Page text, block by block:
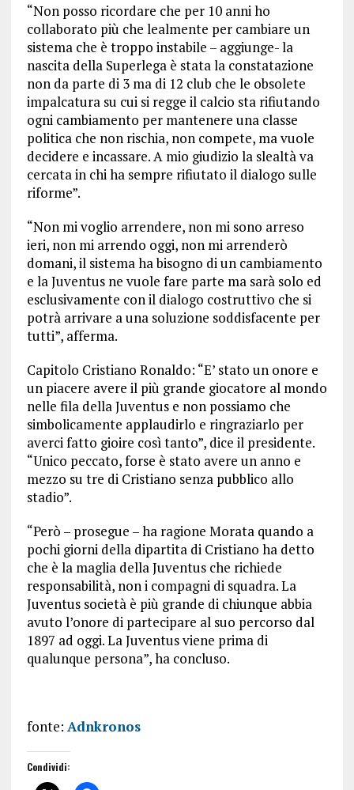
“Non posso ricordare che per 10 anni ho
collaborato più che lealmente per cambiare un
sistema che è troppo instabile – aggiunge- la
nascita della Superlega è stata la constatazione
non da parte di 3 ma di 12 club che le obsolete
impalcatura su cui si regge il calcio sta rifiutando
ogni cambiamento per mantenere una classe
politica che non rischia, non compete, ma vuole
decidere e incassare. A mio giudizio la slealtà va
cercata in chi ha sempre rifiutato il dialogo sulle
riforme”.
“Non mi voglio arrendere, non mi sono arreso
ieri, non mi arrendo oggi, non mi arrenderò
domani, il sistema ha bisogno di un cambiamento
e la Juventus ne vuole fare parte ma sarà solo ed
esclusivamente con il dialogo costruttivo che si
potrà arrivare a una soluzione soddisfacente per
tutti”, afferma.
Capitolo Cristiano Ronaldo: “E’ stato un onore e
un piacere avere il più grande giocatore al mondo
nelle fila della Juventus e non possiamo che
simbolicamente applaudirlo e ringraziarlo per
averci fatto gioire così tanto”, dice il presidente.
“Unico peccato, forse è stato avere un anno e
mezzo su tre di Cristiano senza pubblico allo
stadio”.
“Però – prosegue – ha ragione Morata quando a
pochi giorni della dipartita di Cristiano ha detto
che è la maglia della Juventus che richiede
responsabilità, non i compagni di squadra. La
Juventus società è più grande di chiunque abbia
avuto l’onore di partecipare al suo percorso dal
1897 ad oggi. La Juventus viene prima di
qualunque persona”, ha concluso.
fonte: Adnkronos
Condividi: